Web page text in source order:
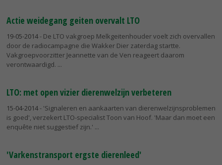
Actie weidegang geiten overvalt LTO
19-05-2014- De LTO vakgroep Melkgeitenhouder voelt zich overvallen
door de radiocampagne die Wakker Dier zaterdag startte.
Vakgroepvoorzitter Jeannette van de Ven reageert daarom
verontwaardigd.
LTO: met open vizier dierenwelzijn verbeteren
15-04-2014- 'Signaleren en aankaarten van dierenwelzijnsproblemen
is goed', verzekert LTO-specialist Toon van Hoof. 'Maar dan moet een
enquête niet suggestief zijn.'
'Varkenstransport ergste dierenleed'